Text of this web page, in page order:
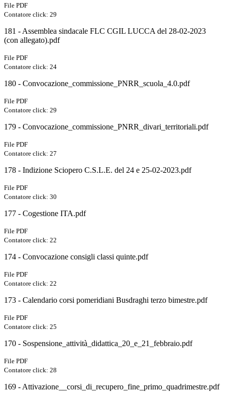
File PDF
Contatore click: 29
181 - Assemblea sindacale FLC CGIL LUCCA del 28-02-2023
(con allegato).pdf
File PDF
Contatore click: 24
180 - Convocazione_commissione_PNRR_scuola_4.0.pdf
File PDF
Contatore click: 29
179 - Convocazione_commissione_PNRR_divari_territoriali.pdf
File PDF
Contatore click: 27
178 - Indizione Sciopero C.S.L.E. del 24 e 25-02-2023.pdf
File PDF
Contatore click: 30
177 - Cogestione ITA.pdf
File PDF
Contatore click: 22
174 - Convocazione consigli classi quinte.pdf
File PDF
Contatore click: 22
173 - Calendario corsi pomeridiani Busdraghi terzo bimestre.pdf
File PDF
Contatore click: 25
170 - Sospensione_attività_didattica_20_e_21_febbraio.pdf
File PDF
Contatore click: 28
169 - Attivazione__corsi_di_recupero_fine_primo_quadrimestre.pdf